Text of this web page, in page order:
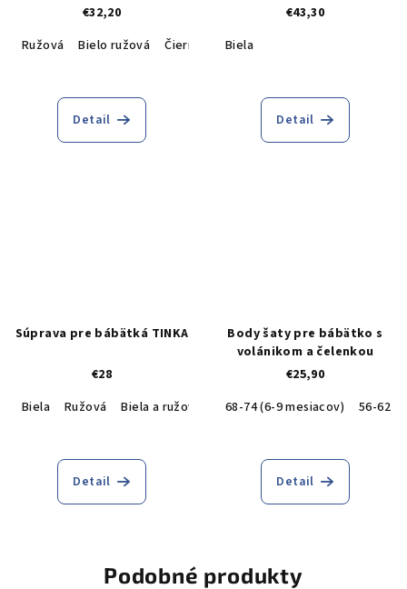
€32,20
Ružová
Bielo ružová Čierna
Detail
€43,30
Biela
Detail
Súprava pre bábätká TINKA
€28
Biela
Ružová Biela a ružová
Detail
Body šaty pre bábätko s
volánikom a čelenkou
€25,90
68-74 (6-9 mesiacov)
56-62
Detail
Podobné produkty